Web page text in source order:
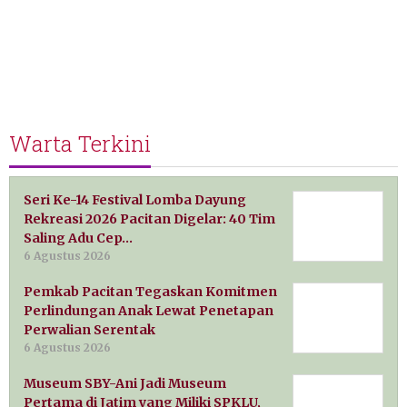
Warta Terkini
Seri Ke-14 Festival Lomba Dayung
Rekreasi 2026 Pacitan Digelar: 40 Tim
Saling Adu Cep…
6 Agustus 2026
Pemkab Pacitan Tegaskan Komitmen
Perlindungan Anak Lewat Penetapan
Perwalian Serentak
6 Agustus 2026
Museum SBY-Ani Jadi Museum
Pertama di Jatim yang Miliki SPKLU,